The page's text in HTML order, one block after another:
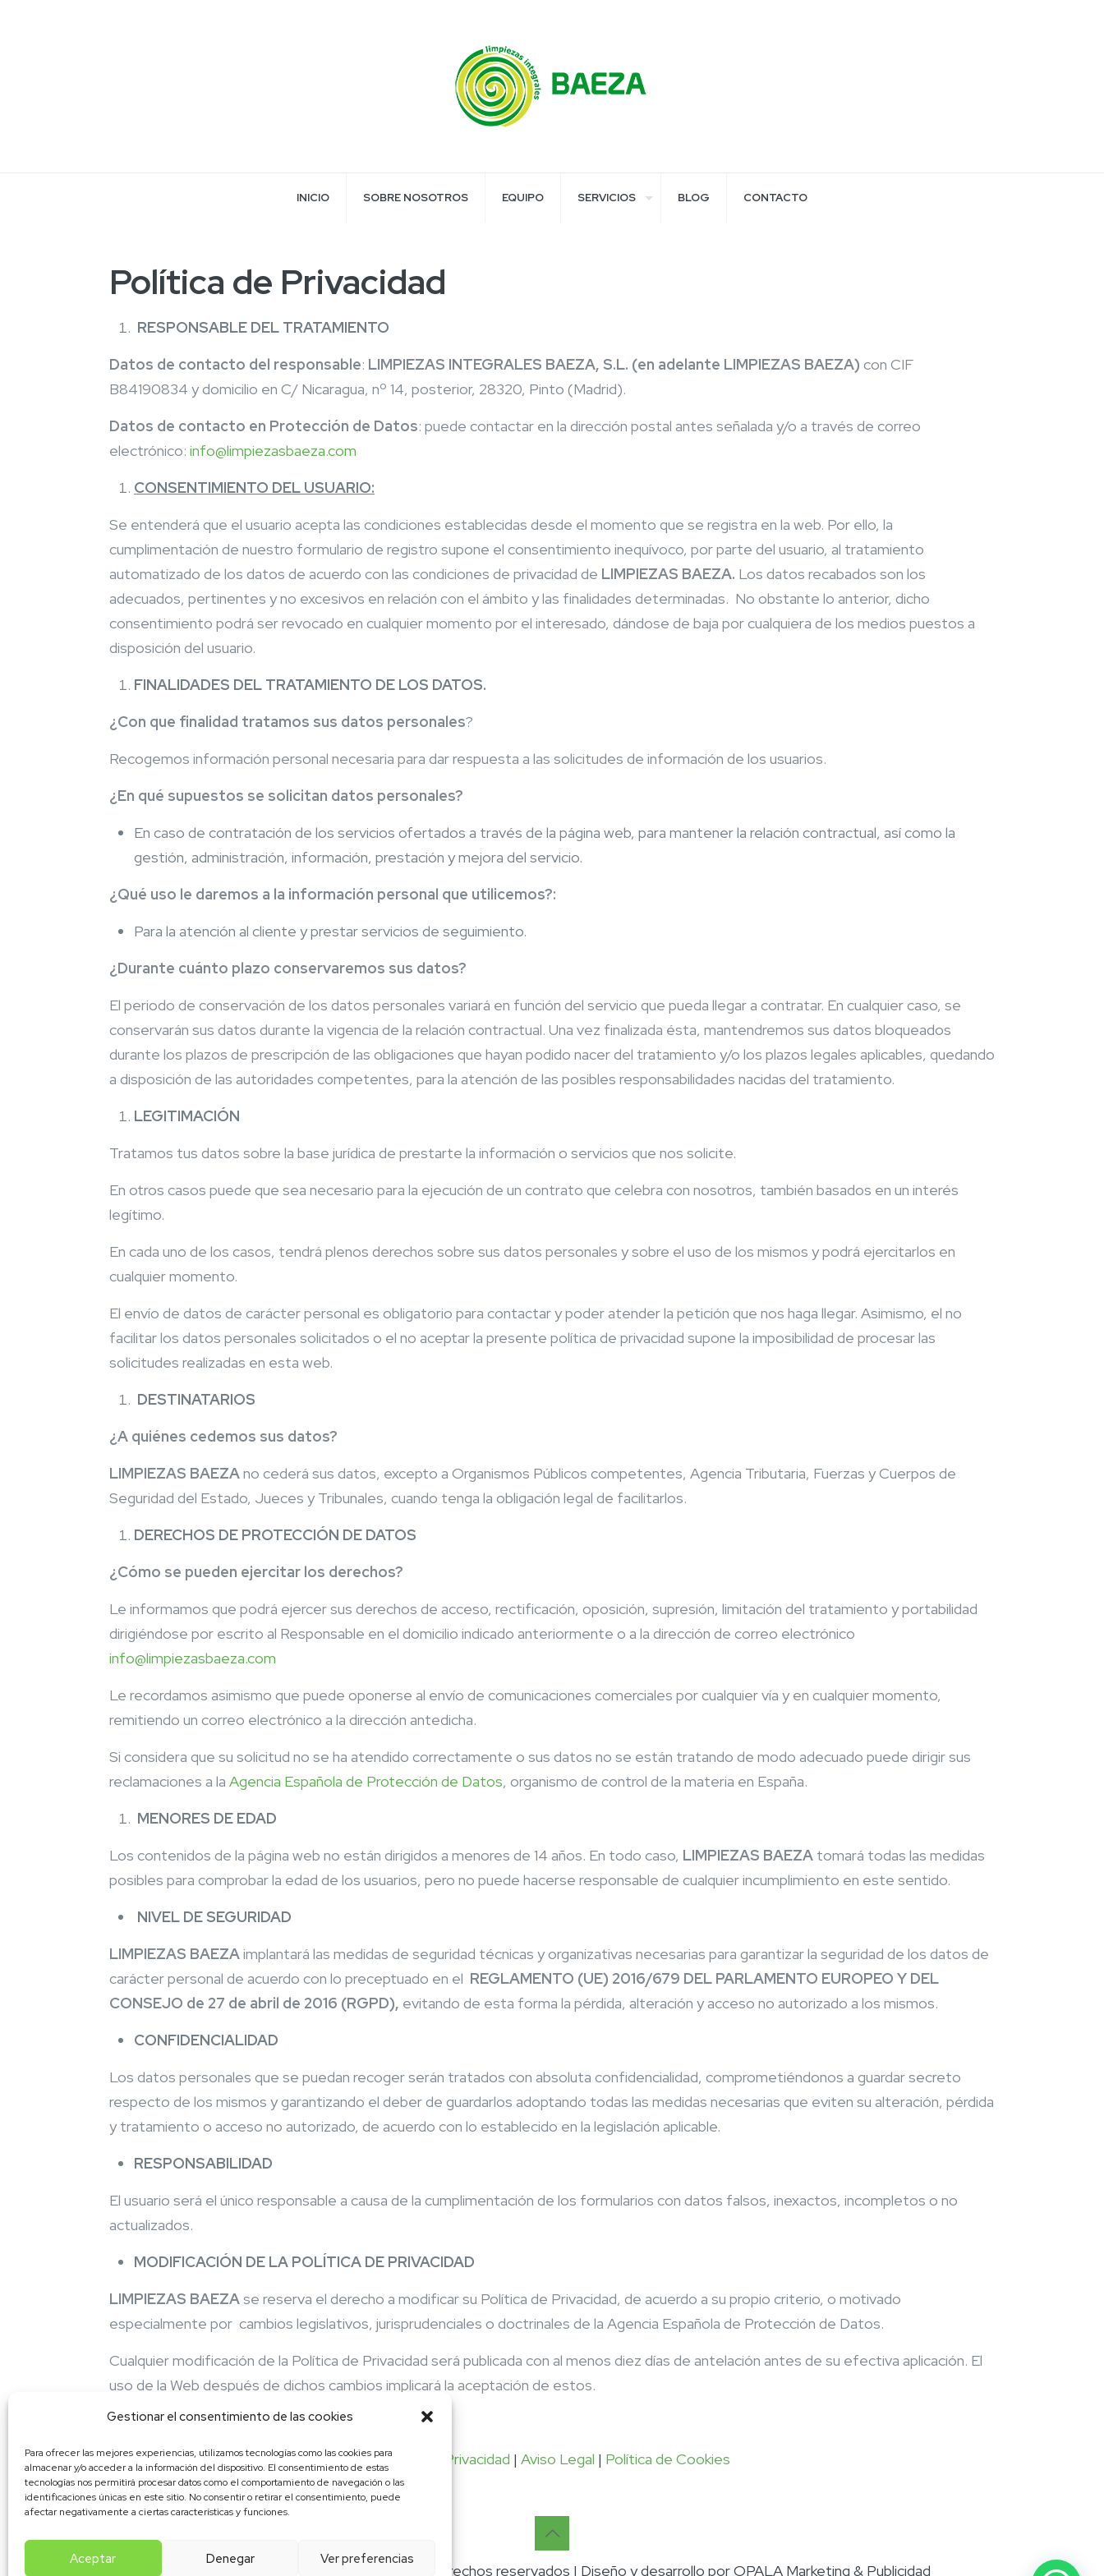
Gestionar el consentimiento de las cookies
Para ofrecer las mejores experiencias, utilizamos tecnologías como las cookies para
almacenar y/o acceder a la información del dispositivo. El consentimiento de estas
tecnologías nos permitirá procesar datos como el comportamiento de navegación o las
identificaciones únicas en este sitio. No consentir o retirar el consentimiento, puede
afectar negativamente a ciertas características y funciones.
Aceptar Denegar Ver preferencias
INICIO SOBRE NOSOTROS EQUIPO SERVICIOS BLOG CONTACTO
Política de Privacidad
RESPONSABLE DEL TRATAMIENTO
Datos de contacto del responsable: LIMPIEZAS INTEGRALES BAEZA, S.L. (en adelante LIMPIEZAS BAEZA) con CIF
B84190834 y domicilio en C/ Nicaragua, nº 14, posterior, 28320, Pinto (Madrid).
Datos de contacto en Protección de Datos: puede contactar en la dirección postal antes señalada y/o a través de correo
electrónico: info@limpiezasbaeza.com
CONSENTIMIENTO DEL USUARIO:
Se entenderá que el usuario acepta las condiciones establecidas desde el momento que se registra en la web. Por ello, la
cumplimentación de nuestro formulario de registro supone el consentimiento inequívoco, por parte del usuario, al tratamiento
automatizado de los datos de acuerdo con las condiciones de privacidad de LIMPIEZAS BAEZA. Los datos recabados son los
adecuados, pertinentes y no excesivos en relación con el ámbito y las finalidades determinadas. No obstante lo anterior, dicho
consentimiento podrá ser revocado en cualquier momento por el interesado, dándose de baja por cualquiera de los medios puestos a
disposición del usuario.
FINALIDADES DEL TRATAMIENTO DE LOS DATOS.
¿Con que finalidad tratamos sus datos personales?
Recogemos información personal necesaria para dar respuesta a las solicitudes de información de los usuarios.
¿En qué supuestos se solicitan datos personales?
En caso de contratación de los servicios ofertados a través de la página web, para mantener la relación contractual, así como la
gestión, administración, información, prestación y mejora del servicio.
¿Qué uso le daremos a la información personal que utilicemos?:
Para la atención al cliente y prestar servicios de seguimiento.
¿Durante cuánto plazo conservaremos sus datos?
El periodo de conservación de los datos personales variará en función del servicio que pueda llegar a contratar. En cualquier caso, se
conservarán sus datos durante la vigencia de la relación contractual. Una vez finalizada ésta, mantendremos sus datos bloqueados
durante los plazos de prescripción de las obligaciones que hayan podido nacer del tratamiento y/o los plazos legales aplicables, quedando
a disposición de las autoridades competentes, para la atención de las posibles responsabilidades nacidas del tratamiento.
LEGITIMACIÓN
Tratamos tus datos sobre la base jurídica de prestarte la información o servicios que nos solicite.
En otros casos puede que sea necesario para la ejecución de un contrato que celebra con nosotros, también basados en un interés
legítimo.
En cada uno de los casos, tendrá plenos derechos sobre sus datos personales y sobre el uso de los mismos y podrá ejercitarlos en
cualquier momento.
El envío de datos de carácter personal es obligatorio para contactar y poder atender la petición que nos haga llegar. Asimismo, el no
facilitar los datos personales solicitados o el no aceptar la presente política de privacidad supone la imposibilidad de procesar las
solicitudes realizadas en esta web.
DESTINATARIOS
¿A quiénes cedemos sus datos?
LIMPIEZAS BAEZAno cederá sus datos, excepto a Organismos Públicos competentes, Agencia Tributaria, Fuerzas y Cuerpos de
Seguridad del Estado, Jueces y Tribunales, cuando tenga la obligación legal de facilitarlos.
DERECHOS DE PROTECCIÓN DE DATOS
¿Cómo se pueden ejercitar los derechos?
Le informamos que podrá ejercer sus derechos de acceso, rectificación, oposición, supresión, limitación del tratamiento y portabilidad
dirigiéndose por escrito al Responsable en el domicilio indicado anteriormente o a la dirección de correo electrónico
info@limpiezasbaeza.com
Le recordamos asimismo que puede oponerse al envío de comunicaciones comerciales por cualquier vía y en cualquier momento,
remitiendo un correo electrónico a la dirección antedicha.
Si considera que su solicitud no se ha atendido correctamente o sus datos no se están tratando de modo adecuado puede dirigir sus
reclamaciones a la Agencia Española de Protección de Datos, organismo de control de la materia en España.
MENORES DE EDAD
Los contenidos de la página web no están dirigidos a menores de 14 años. En todo caso, LIMPIEZAS BAEZA tomará todas las medidas
posibles para comprobar la edad de los usuarios, pero no puede hacerse responsable de cualquier incumplimiento en este sentido.
NIVEL DE SEGURIDAD
LIMPIEZAS BAEZAimplantará las medidas de seguridad técnicas y organizativas necesarias para garantizar la seguridad de los datos de
carácter personal de acuerdo con lo preceptuado en el REGLAMENTO (UE) 2016/679 DEL PARLAMENTO EUROPEO Y DEL
CONSEJO de 27 de abril de 2016 (RGPD), evitando de esta forma la pérdida, alteración y acceso no autorizado a los mismos.
CONFIDENCIALIDAD
Los datos personales que se puedan recoger serán tratados con absoluta confidencialidad, comprometiéndonos a guardar secreto
respecto de los mismos y garantizando el deber de guardarlos adoptando todas las medidas necesarias que eviten su alteración, pérdida
y tratamiento o acceso no autorizado, de acuerdo con lo establecido en la legislación aplicable.
RESPONSABILIDAD
El usuario será el único responsable a causa de la cumplimentación de los formularios con datos falsos, inexactos, incompletos o no
actualizados.
MODIFICACIÓN DE LA POLÍTICA DE PRIVACIDAD
LIMPIEZAS BAEZAse reserva el derecho a modificar su Política de Privacidad, de acuerdo a su propio criterio, o motivado
especialmente por cambios legislativos, jurisprudenciales o doctrinales de la Agencia Española de Protección de Datos.
Cualquier modificación de la Política de Privacidad será publicada con al menos diez días de antelación antes de su efectiva aplicación. El
uso de la Web después de dichos cambios implicará la aceptación de estos.
Política de Privacidad | Aviso Legal | Política de Cookies
© 2023 LIMPIEZAS BAEZA | Todos los derechos reservados | Diseño y desarrollo por OPALA Marketing & Publicidad